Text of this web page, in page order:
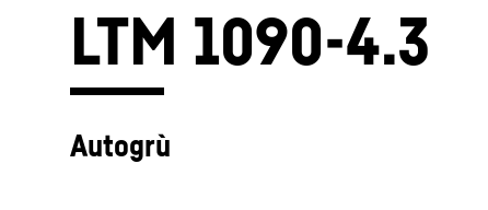
LTM 1090-4.3
Autogrù